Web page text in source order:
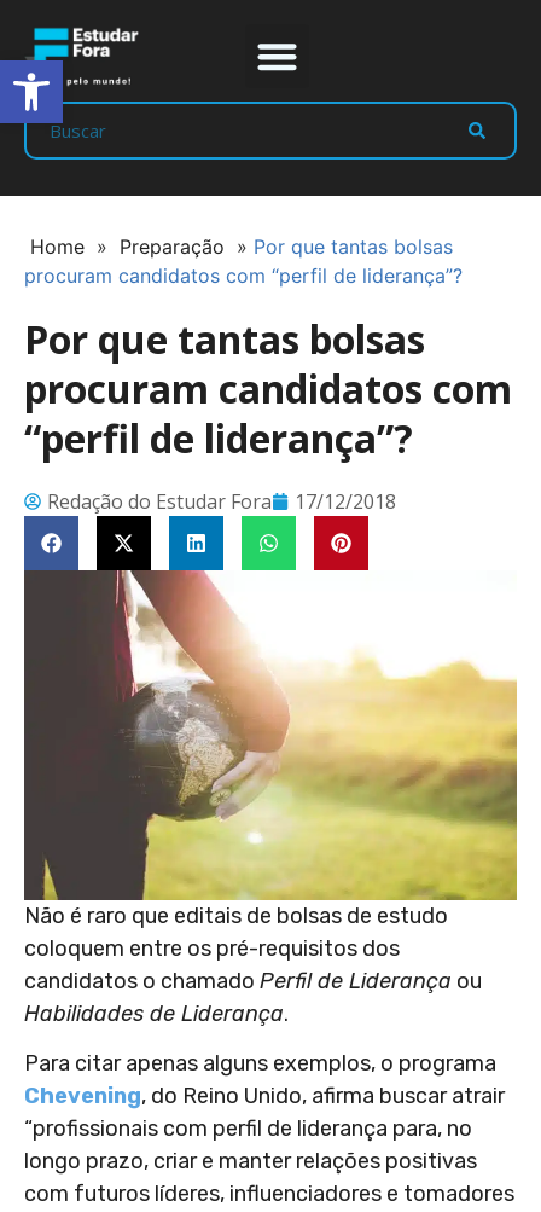
Home » Preparação » Por que tantas bolsas
procuram candidatos com “perfil de liderança”?
Por que tantas bolsas
procuram candidatos com
“perfil de liderança”?
Redação do Estudar Fora 17/12/2018
Não é raro que editais de bolsas de estudo
coloquem entre os pré-requisitos dos
candidatos o chamado Perfil de Liderança ou
Habilidades de Liderança.
Para citar apenas alguns exemplos, o programa
Chevening, do Reino Unido, afirma buscar atrair
“profissionais com perfil de liderança para, no
longo prazo, criar e manter relações positivas
com futuros líderes, influenciadores e tomadores
Abrir a barra de ferramentas